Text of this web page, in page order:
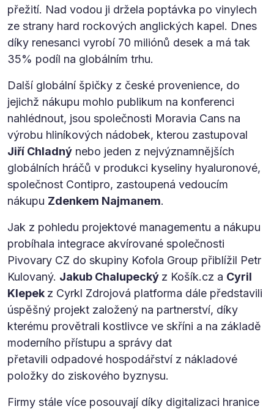
přežití. Nad vodou ji držela poptávka po vinylech
ze strany hard rockových anglických kapel. Dnes
díky renesanci vyrobí 70 miliónů desek a má tak
35% podíl na globálním trhu.
Další globální špičky z české provenience, do
jejichž nákupu mohlo publikum na konferenci
nahlédnout, jsou společnosti Moravia Cans na
výrobu hliníkových nádobek, kterou zastupoval
Jiří Chladný nebo jeden z nejvýznamnějších
globálních hráčů v produkci kyseliny hyaluronové,
společnost Contipro, zastoupená vedoucím
nákupu Zdenkem Najmanem.
Jak z pohledu projektové managementu a nákupu
probíhala integrace akvírované společnosti
Pivovary CZ do skupiny Kofola Group přiblížil Petr
Kulovaný. Jakub Chalupecký z Košík.cz a Cyril
Klepek z Cyrkl Zdrojová platforma dále představili
úspěšný projekt založený na partnerství, díky
kterému provětrali kostlivce ve skříni a na základě
moderního přístupu a správy dat
přetavili odpadové hospodářství z nákladové
položky do ziskového byznysu.
Firmy stále více posouvají díky digitalizaci hranice